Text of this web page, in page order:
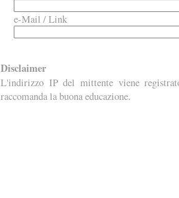
e-Mail / Link
Disclaimer
L'indirizzo IP del mittente viene
raccomanda la buona educazione.